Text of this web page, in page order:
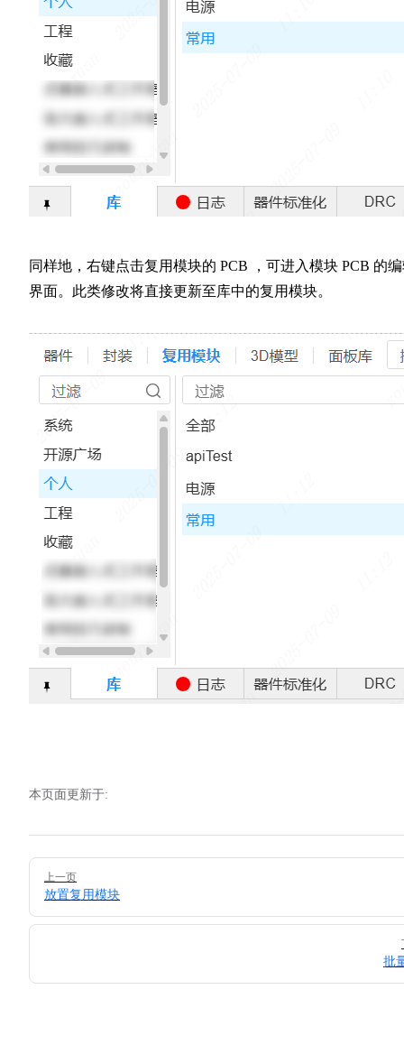
同样地，右键点击复用模块的 PCB ，可进入模块 PCB 的
界面。此类修改将直接更新至库中的复用模块。
本页面更新于:
Pager
上一页
放置复用模块
批